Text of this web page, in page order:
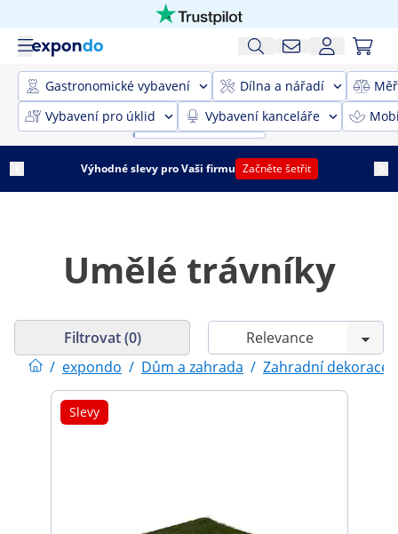
Gastronomické vybavení Dílna a nářadí
Vybavení pro úklid
Vybavení kanceláře
Výhodné slevy pro Vaši firmu Začněte šetřit
Umělé trávníky
/ expondo / Dům a zahrada / Zahradní dekorace
Filtrovat (0)
Slevy